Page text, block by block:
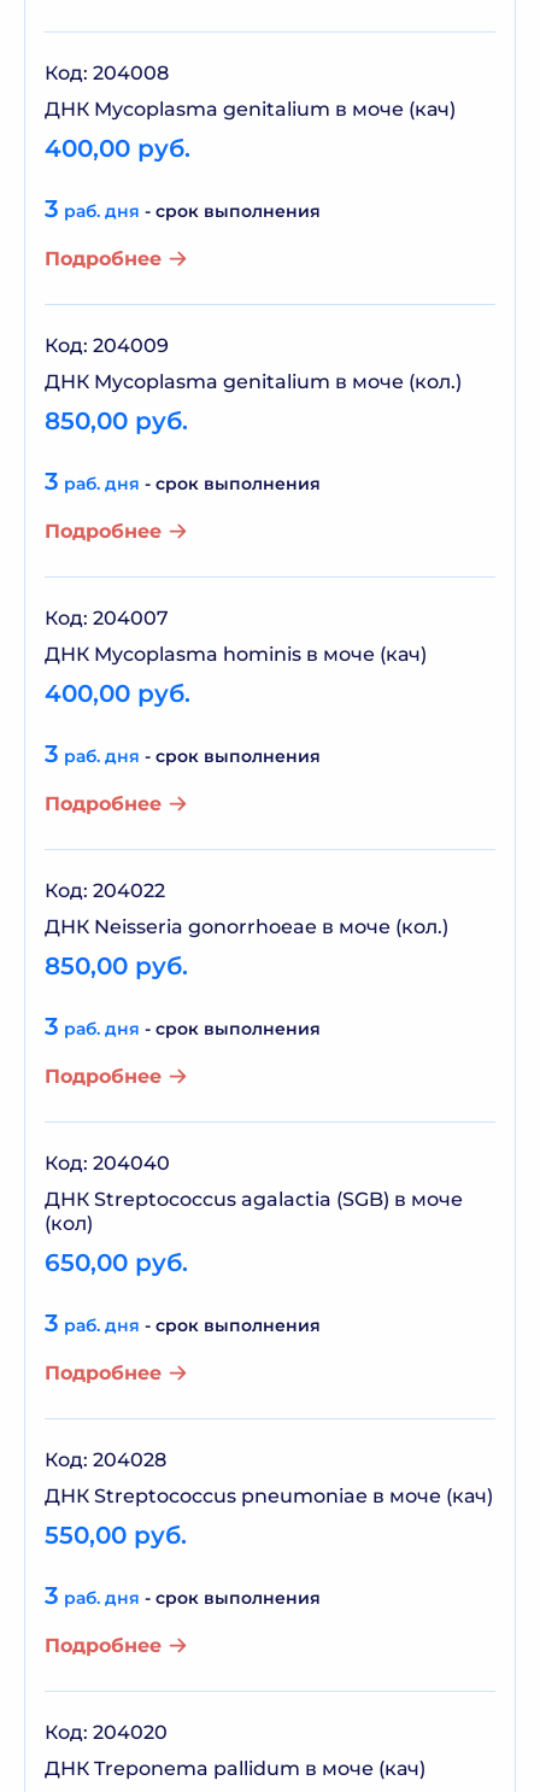
Код: 204008
ДНК Mycoplasma genitalium в моче (кач)
400,00 руб.
3 раб. дня - срок выполнения
Подробнее
Код: 204009
ДНК Mycoplasma genitalium в моче (кол.)
850,00 руб.
3 раб. дня - срок выполнения
Подробнее
Код: 204007
ДНК Mycoplasma hominis в моче (кач)
400,00 руб.
3 раб. дня - срок выполнения
Подробнее
Код: 204022
ДНК Neisseria gonorrhoeae в моче (кол.)
850,00 руб.
3 раб. дня - срок выполнения
Подробнее
Код: 204040
ДНК Streptococcus agalactia (SGB) в моче
(кол)
650,00 руб.
3 раб. дня - срок выполнения
Подробнее
Код: 204028
ДНК Streptococcus pneumoniae в моче (кач)
550,00 руб.
3 раб. дня - срок выполнения
Подробнее
Код: 204020
ДНК Treponema pallidum в моче (кач)